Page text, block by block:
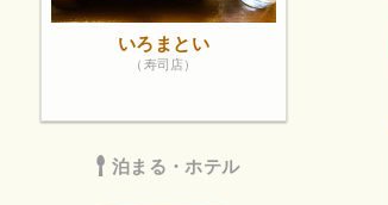
いろまとい
（寿司店）
泊まる・ホテル